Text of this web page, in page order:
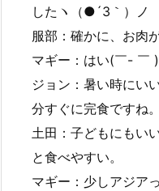
したヽ（●´3｀）ノ
服部：確かに、お肉
マギー：はい(￣- ￣
ジョン：暑い時にい
分すぐに完食ですね。
土田：子どもにもい
と食べやすい。
マギー：少しアジア